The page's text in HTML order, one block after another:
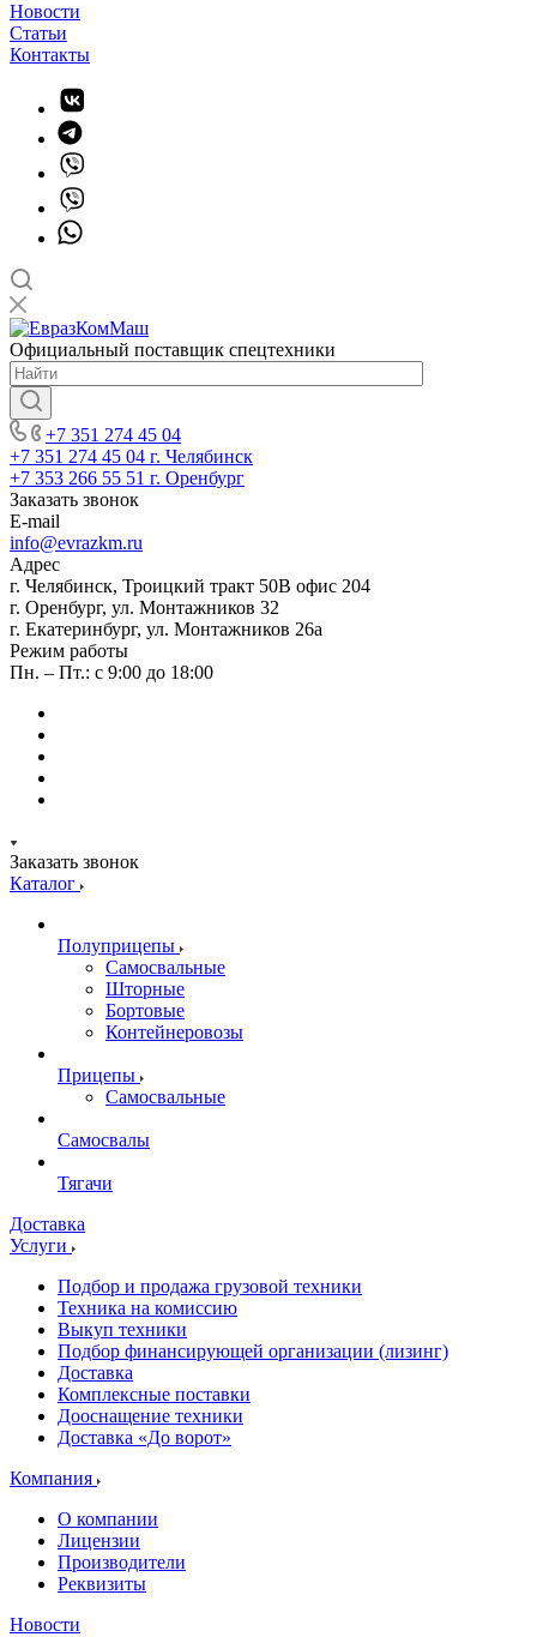
Новости
Статьи
Контакты
Официальный поставщик спецтехники
+7 351 274 45 04
+7 351 274 45 04 г. Челябинск
+7 353 266 55 51 г. Оренбург
Заказать звонок
E-mail
info@evrazkm.ru
Адрес
г. Челябинск, Троицкий тракт 50В офис 204
г. Оренбург, ул. Монтажников 32
г. Екатеринбург, ул. Монтажников 26а
Режим работы
Пн. – Пт.: с 9:00 до 18:00
Заказать звонок
Каталог
Полуприцепы
Самосвальные
Шторные
Бортовые
Контейнеровозы
Прицепы
Самосвальные
Самосвалы
Тягачи
Доставка
Услуги
Подбор и продажа грузовой техники
Техника на комиссию
Выкуп техники
Подбор финансирующей организации (лизинг)
Доставка
Комплексные поставки
Дооснащение техники
Доставка «До ворот»
Компания
О компании
Лицензии
Производители
Реквизиты
Новости